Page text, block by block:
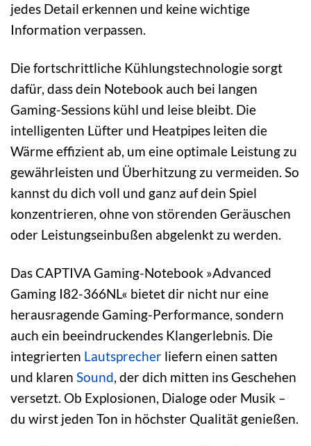
jedes Detail erkennen und keine wichtige
Information verpassen.
Die fortschrittliche Kühlungstechnologie sorgt
dafür, dass dein Notebook auch bei langen
Gaming-Sessions kühl und leise bleibt. Die
intelligenten Lüfter und Heatpipes leiten die
Wärme effizient ab, um eine optimale Leistung zu
gewährleisten und Überhitzung zu vermeiden. So
kannst du dich voll und ganz auf dein Spiel
konzentrieren, ohne von störenden Geräuschen
oder Leistungseinbußen abgelenkt zu werden.
Das CAPTIVA Gaming-Notebook »Advanced
Gaming I82-366NL« bietet dir nicht nur eine
herausragende Gaming-Performance, sondern
auch ein beeindruckendes Klangerlebnis. Die
integrierten Lautsprecher liefern einen satten
und klaren Sound, der dich mitten ins Geschehen
versetzt. Ob Explosionen, Dialoge oder Musik –
du wirst jeden Ton in höchster Qualität genießen.